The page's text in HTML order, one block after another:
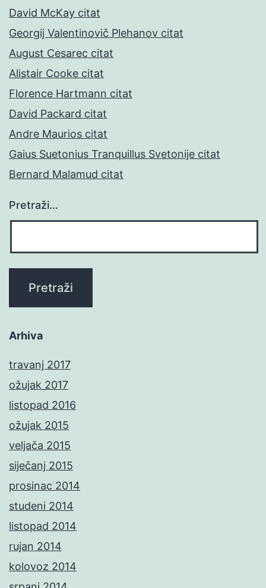
David McKay citat
Georgij Valentinovič Plehanov citat
August Cesarec citat
Alistair Cooke citat
Florence Hartmann citat
David Packard citat
Andre Maurios citat
Gaius Suetonius Tranquillus Svetonije citat
Bernard Malamud citat
Pretraži…
Arhiva
travanj 2017
ožujak 2017
listopad 2016
ožujak 2015
veljača 2015
siječanj 2015
prosinac 2014
studeni 2014
listopad 2014
rujan 2014
kolovoz 2014